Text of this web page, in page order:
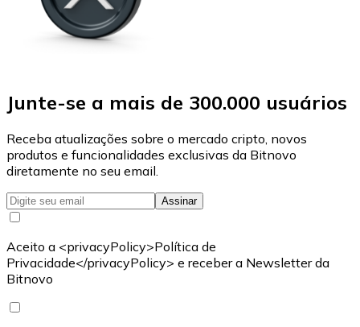
Junte-se a mais de 300.000 usuários
Receba atualizações sobre o mercado cripto, novos
produtos e funcionalidades exclusivas da Bitnovo
diretamente no seu email.
Assinar
Aceito a <privacyPolicy>Política de
Privacidade</privacyPolicy> e receber a Newsletter da
Bitnovo